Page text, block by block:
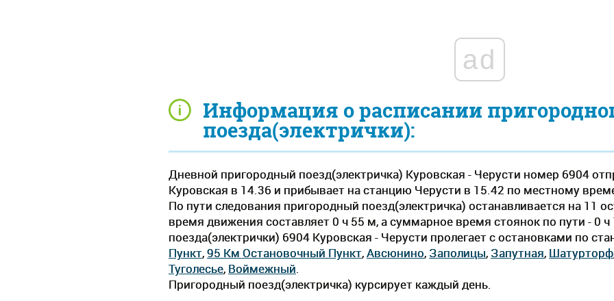
Информация о расписании
поезда(электрички):
Дневной пригородный поезд(электричка) Куровская - Черусти номер 6904
Куровская в 14.36 и прибывает на станцию Черусти в 15.42 по местному
По пути следования пригородный поезд(электричка) останавливается на 11
время движения составляет 0 ч 55 м, а суммарное время стоянок по пути - 0
поезда(электрички) 6904 Куровская - Черусти пролегает c остановками по
Пункт,95 Км Остановочный Пункт,Авсюнино, Заполицы, Запутная, Шатурторф
Туголесье, Воймежный.
Пригородный поезд(электричка) курсирует каждый день.
ad